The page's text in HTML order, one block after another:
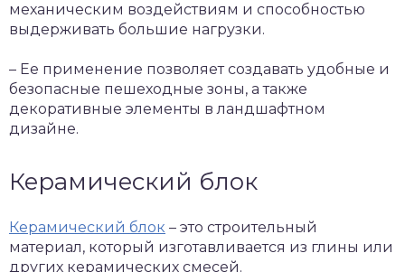
механическим воздействиям и способностью
выдерживать большие нагрузки.
– Ее применение позволяет создавать удобные и
безопасные пешеходные зоны, а также
декоративные элементы в ландшафтном
дизайне.
Керамический блок
Керамический блок – это строительный
материал, который изготавливается из глины или
других керамических смесей.